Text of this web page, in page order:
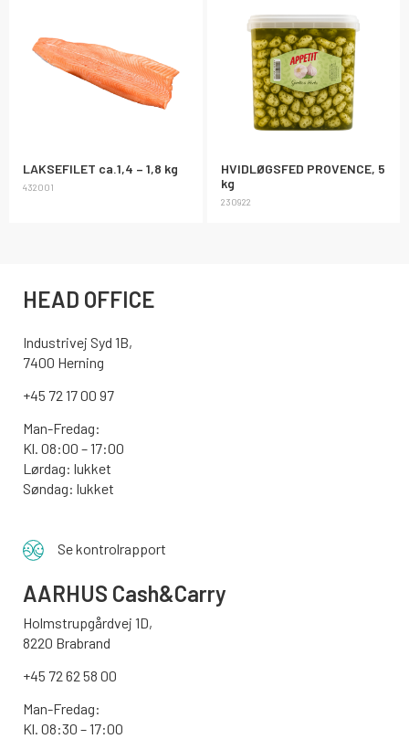
LAKSEFILET ca.1,4 – 1,8 kg
432001
HVIDLØGSFED PROVENCE, 5
kg
230922
HEAD OFFICE
Industrivej Syd 1B,
7400 Herning
+45 72 17 00 97
Man-Fredag:
Kl. 08:00 – 17:00
Lørdag: lukket
Søndag: lukket
Se kontrolrapport
AARHUS Cash&Carry
Holmstrupgårdvej 1D,
8220 Brabrand
+45 72 62 58 00
Man-Fredag:
Kl. 08:30 – 17:00